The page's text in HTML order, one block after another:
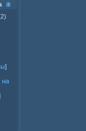
]
на